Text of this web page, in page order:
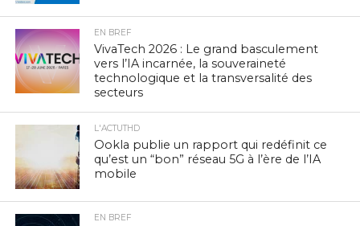
EN BREF
VivaTech 2026 : Le grand basculement
vers l’IA incarnée, la souveraineté
technologique et la transversalité des
secteurs
L'ACTUTHD
Ookla publie un rapport qui redéfinit ce
qu’est un “bon” réseau 5G à l’ère de l’IA
mobile
EN BREF